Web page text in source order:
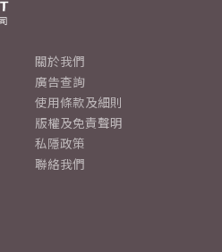
關於我們
廣告查詢
使用條款及細則
版權及免責聲明
私隱政策
聯絡我們